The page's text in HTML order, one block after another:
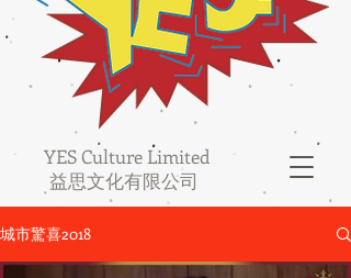
YES Culture Limited
益思文化有限公司
城市驚喜2018